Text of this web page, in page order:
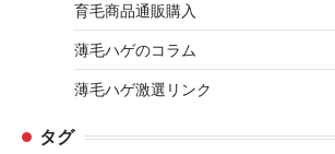
育毛商品通販購入
薄毛ハゲのコラム
薄毛ハゲ激選リンク
タグ